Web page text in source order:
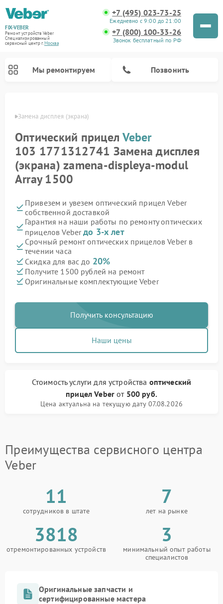
FIX-VEBER
Ремонт устройств Veber
Специализированный
cервисный центр г.Москва
+7 (495) 023-73-25
Ежедневно с 9:00 до 21:00
+7 (800) 100-33-26
Звонок бесплатный по РФ
Мы ремонтируем Позвонить
Замена дисплея (экрана)
Оптический прицелVeber
103 1771312741 Замена дисплея
(экрана) zamena-displeya-modul
Array 1500
Привезем и увезем оптический прицел Veber
собственной доставкой
Гарантия на наши работы по ремонту оптических
прицелов Veberдо 3-х лет
Срочный ремонт оптических прицелов Veber в
течении часа
Скидка для вас до 20%
Получите 1500 рублей на ремонт
Оригинальные комплектующие Veber
Получить консультацию
Наши цены
Стоимость услугидля устройства оптический
прицел Veber от 500 руб.
Цена актуальна на текущую дату 07.08.2026
Преимущества сервисного центра
Veber
11
сотрудников в штате
7
лет на рынке
3818
отремонтированных устройств
3
минимальный опыт работы
специалистов
Оригинальные запчасти и
сертифицированные мастера